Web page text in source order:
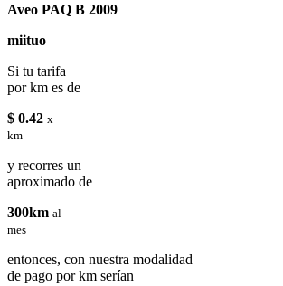
Aveo PAQ B 2009
miituo
Si tu tarifa
por km es de
$ 0.42 x
km
y recorres un
aproximado de
300km al
mes
entonces, con nuestra modalidad
de pago por km serían